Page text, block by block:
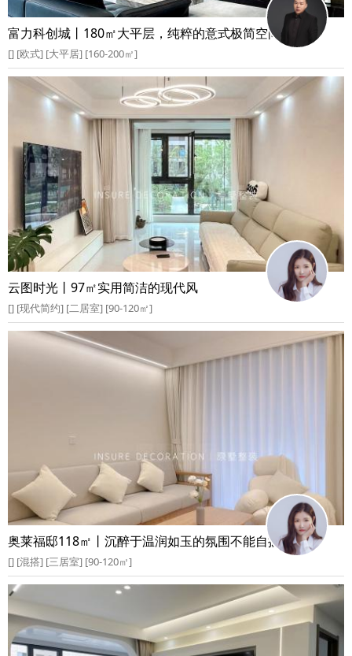
富力科创城丨180㎡大平层，纯粹的意式极简空间
[] [欧式] [大平居] [160-200㎡]
云图时光丨97㎡实用简洁的现代风
[] [现代简约] [二居室] [90-120㎡]
奥莱福邸118㎡丨沉醉于温润如玉的氛围不能自拔
[] [混搭] [三居室] [90-120㎡]